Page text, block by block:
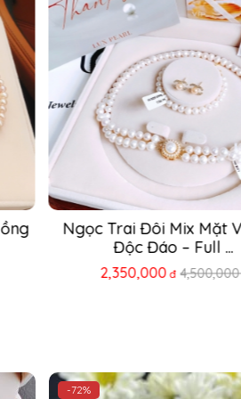
Vòng Cổ Vòng Tay Ngọc
Cấp 3 Món Tặng ...
1,650,000 đ 5,600,000
-72%